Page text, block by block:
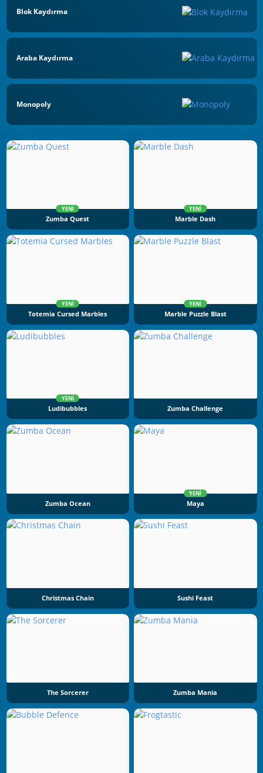
Blok Kaydırma
Araba Kaydırma
Monopoly
YENI
Zumba Quest
YENI
Marble Dash
YENI
Totemia Cursed Marbles
YENI
Marble Puzzle Blast
YENI
Ludibubbles Zumba Challenge
Zumba Ocean
YENI
Maya
Christmas Chain Sushi Feast
The Sorcerer Zumba Mania